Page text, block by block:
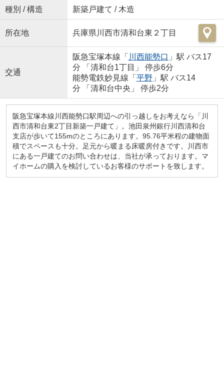
種別 / 構造 新築戸建て / 木造
所在地 兵庫県川西市清和台東２丁目
交通
阪急宝塚本線「 川西能勢口 」駅 バス17
分 「清和台1丁目」 停歩6分
能勢電鉄妙見線「 平野 」駅 バス14
分 「清和台中央」 停歩2分
阪急宝塚本線川西能勢口駅周辺への引っ越しをお考えなら「川
西市清和台東2丁目新築一戸建て」。池田泉州銀行川西清和台
支店が歩いて155mのところにあります。95.76平米程の建物面
積でスペースも十分。足元から暖まる床暖房付きです。川西市
にある一戸建てのお問い合わせは、当社が承っております。マ
イホームの購入を検討しているお客様のサポートを致します。